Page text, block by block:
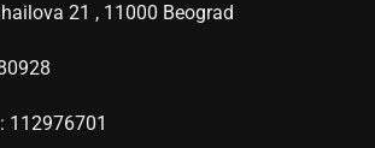
21 , 11000 Beograd
112976701